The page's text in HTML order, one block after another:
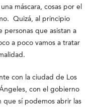
máscara, cosas por el
Quizá, al principio
que asistan a
a poco vamos a tratar
con la ciudad de Los
con el gobierno
sí podemos abrir las